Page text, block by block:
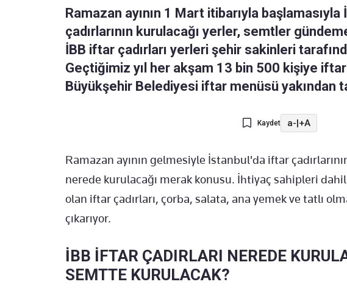
Ramazan ayının 1 Mart itibarıyla
çadırlarının kurulacağı yerler, semtler
İBB iftar çadırları yerleri şehir sakinleri
Geçtiğimiz yıl her akşam 13 bin 500 kişiye
Büyükşehir Belediyesi iftar menüsü yakından
Kaydet a-|+A
Ramazan ayının gelmesiyle İstanbul'da iftar
nerede kurulacağı merak konusu. İhtiyaç sahipleri
olan iftar çadırları, çorba, salata, ana yemek ve tatlı
çıkarıyor.
İBB İFTAR ÇADIRLARI NEREDE
SEMTTE KURULACAK?